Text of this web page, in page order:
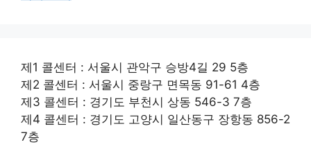
제1 콜센터 : 서울시 관악구 승방4길 29 5층
제2 콜센터 : 서울시 중랑구 면목동 91-61 4층
제3 콜센터 : 경기도 부천시 상동 546-3 7층
제4 콜센터 : 경기도 고양시 일산동구 장항동 856-2
7층